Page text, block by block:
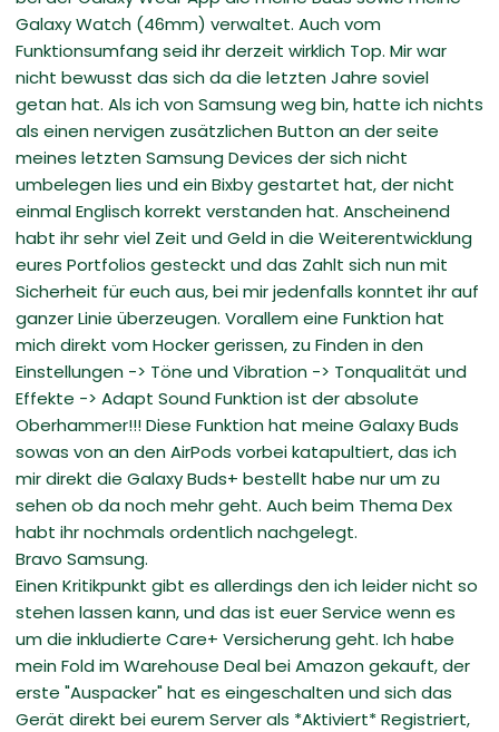
Galaxy Watch (46mm) verwaltet. Auch vom
Funktionsumfang seid ihr derzeit wirklich Top. Mir war
nicht bewusst das sich da die letzten Jahre soviel
getan hat. Als ich von Samsung weg bin, hatte ich nichts
als einen nervigen zusätzlichen Button an der seite
meines letzten Samsung Devices der sich nicht
umbelegen lies und ein Bixby gestartet hat, der nicht
einmal Englisch korrekt verstanden hat. Anscheinend
habt ihr sehr viel Zeit und Geld in die Weiterentwicklung
eures Portfolios gesteckt und das Zahlt sich nun mit
Sicherheit für euch aus, bei mir jedenfalls konntet ihr auf
ganzer Linie überzeugen. Vorallem eine Funktion hat
mich direkt vom Hocker gerissen, zu Finden in den
Einstellungen -> Töne und Vibration -> Tonqualität und
Effekte -> Adapt Sound Funktion ist der absolute
Oberhammer!!! Diese Funktion hat meine Galaxy Buds
sowas von an den AirPods vorbei katapultiert, das ich
mir direkt die Galaxy Buds+ bestellt habe nur um zu
sehen ob da noch mehr geht. Auch beim Thema Dex
habt ihr nochmals ordentlich nachgelegt.
Bravo Samsung.
Einen Kritikpunkt gibt es allerdings den ich leider nicht so
stehen lassen kann, und das ist euer Service wenn es
um die inkludierte Care+ Versicherung geht. Ich habe
mein Fold im Warehouse Deal bei Amazon gekauft, der
erste "Auspacker" hat es eingeschalten und sich das
Gerät direkt bei eurem Server als *Aktiviert* Registriert,